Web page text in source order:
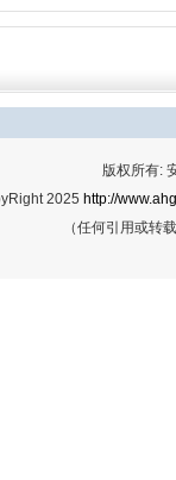
版权所有:
2025 http://
（任何引用或转